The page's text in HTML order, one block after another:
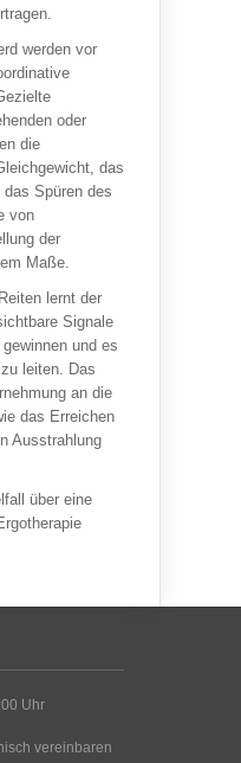
werden vor
oder
die
das
Spüren des
von
der
Maße.
lernt der
Signale
und es
leiten. Das
an die
das Erreichen
Ausstrahlung
über eine
Uhr
vereinbaren